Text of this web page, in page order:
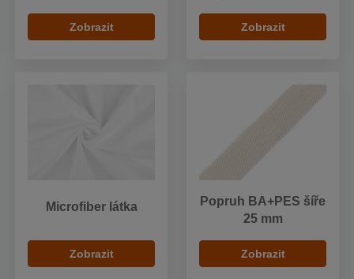
Zobrazit Zobrazit
Microfiber látka
Zobrazit
Popruh BA+PES šíře
25 mm
Zobrazit